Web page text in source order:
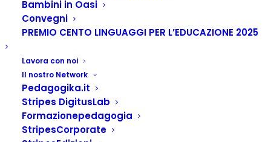
Bambini in Oasi
Convegni
PREMIO CENTO LINGUAGGI PER L’EDUCAZIONE 2025
Lavora con noi
Il nostro Network
Pedagogika.it
Stripes DigitusLab
Formazionepedagogia
StripesCorporate